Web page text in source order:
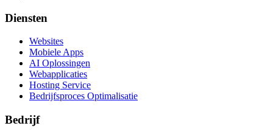
Diensten
Websites
Mobiele Apps
AI Oplossingen
Webapplicaties
Hosting Service
Bedrijfsproces Optimalisatie
Bedrijf